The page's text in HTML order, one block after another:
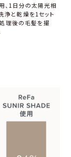
、1⽇分の太陽光相
と乾燥を1セット
理後の⽑髪を撮